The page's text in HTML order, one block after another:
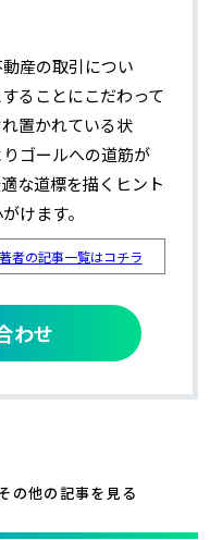
産の取引につい
ることにこだわって
置かれている状
ゴールへの道筋が
な道標を描くヒント
けます。
著者の記事一覧はコチラ
わせ
の他の記事を見る